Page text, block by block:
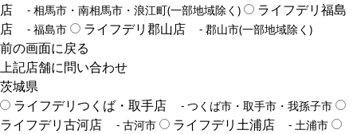
店
- 相馬市・南相馬市・浪江町(一部地域除く)
ライフデリ福島
店
- 福島市 ライフデリ郡山店 - 郡山市(一部地域除く)
前の画面に戻る
上記店舗に問い合わせ
茨城県
ライフデリつくば・取手店
- つくば市・取手市・我孫子市
ライフデリ古河店 - 古河市 ライフデリ土浦店 - 土浦市